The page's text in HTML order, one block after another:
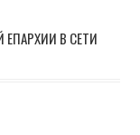
В СЕТИ